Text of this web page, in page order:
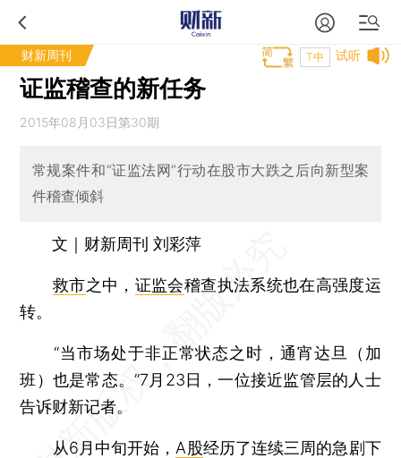
财新周刊 试听
T中
证监稽查的新任务
2015年08月03日第30期
常规案件和“证监法网”行动在股市大跌之后向新型案
件稽查倾斜
文｜财新周刊 刘彩萍
救市之中， 证监会稽查执法系统也在高强度运
转。
“当市场处于非正常状态之时，通宵达旦（加
班）也是常态。”7月23日，一位接近监管层的人士
告诉财新记者。
从6月中旬开始， A股经历了连续三周的急剧下